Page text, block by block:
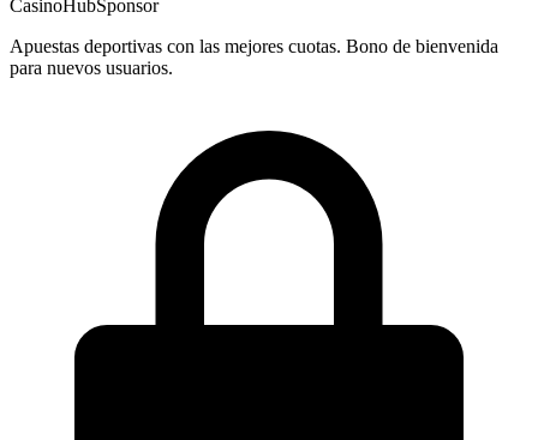
CasinoHubSponsor
Apuestas deportivas con las mejores cuotas. Bono de bienvenida
para nuevos usuarios.